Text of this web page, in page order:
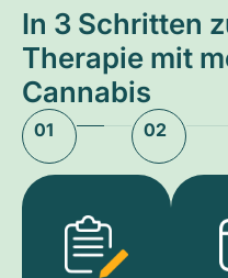
In 3 Schritten
Therapie mit
Cannabis
01 02